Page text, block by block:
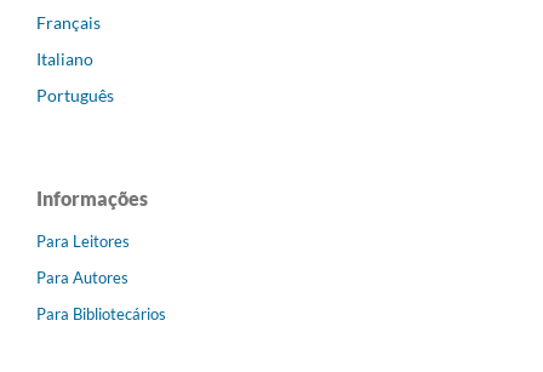
Français
Italiano
Português
Informações
Para Leitores
Para Autores
Para Bibliotecários